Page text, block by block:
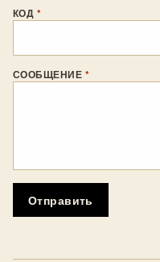
КОД *
СООБЩЕНИЕ *
Отправить